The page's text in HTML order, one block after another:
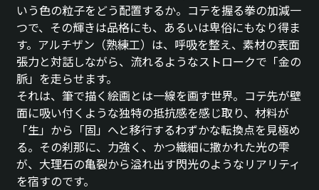
いう色の粒子をどう配置するか。コテを握る拳の加減一
つで、その輝きは品格にも、あるいは卑俗にもなり得ま
す。アルチザン（熟練工）は、呼吸を整え、素材の表面
張力と対話しながら、流れるようなストロークで「金の
脈」を走らせます。
それは、筆で描く絵画とは一線を画す世界。コテ先が壁
面に吸い付くような独特の抵抗感を感じ取り、材料が
「生」から「固」へと移行するわずかな転換点を見極め
る。その刹那に、力強く、かつ繊細に撒かれた光の雫
が、大理石の亀裂から溢れ出す閃光のようなリアリティ
を宿すのです。